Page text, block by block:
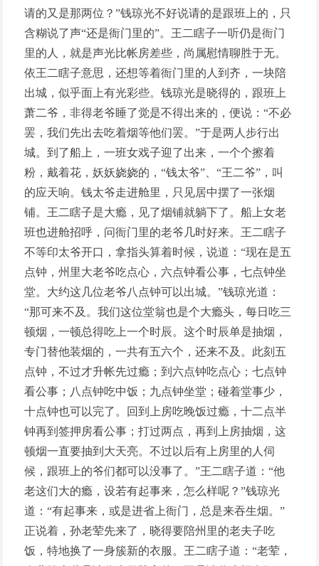
请的又是那两位？”钱琼光不好说请的是跟班上的，只
含糊说了声“还是衙门里的”。王二瞎子一听仍是衙门
里的人，就是声光比帐房差些，尚属慰情聊胜于无。
依王二瞎子意思，还想等着衙门里的人到齐，一块陪
出城，似乎面上有光彩些。钱琼光是晓得的，跟班上
萧二爷，非得老爷睡了觉是不得出来的，便说：“不必
罢，我们先出去吃着烟等他们罢。”于是两人步行出
城。到了船上，一班女戏子迎了出来，一个个擦着
粉，戴着花，妖妖娆娆的，“钱太爷”、“王二爷”，叫
的应天响。钱太爷走进舱里，只见居中摆了一张烟
铺。王二瞎子是大瘾，见了烟铺就躺下了。船上女老
班也进舱招呼，问衙门里的老爷几时好来。王二瞎子
不等印太爷开口，拿指头算着时候，说道：“现在是五
点钟，州里大老爷吃点心，六点钟看公事，七点钟坐
堂。大约这几位老爷八点钟可以出城。”钱琼光道：
“那可来不及。我们这位堂翁也是个大瘾头，每日吃三
顿烟，一顿总得吃上一个时辰。这个时辰单是抽烟，
专门替他装烟的，一共有五六个，还来不及。此刻五
点钟，不过才升帐先过瘾；到六点钟吃点心；七点钟
看公事；八点钟吃中饭；九点钟坐堂；碰着堂事少，
十点钟也可以完了。回到上房吃晚饭过瘾，十二点半
钟再到签押房看公事；打过两点，再到上房抽烟，这
顿烟一直要抽到大天亮。不过以后有上房里的人伺
候，跟班上的爷们都可以没事了。”王二瞎子道：“他
老这们大的瘾，设若有起事来，怎么样呢？”钱琼光
道：“有起事来，或是进省上衙门，总是来吞生烟。”
正说着，孙老荤先来了，晓得要陪州里的老夫子吃
饭，特地换了一身簇新的衣服。王二瞎子道：“老荤，